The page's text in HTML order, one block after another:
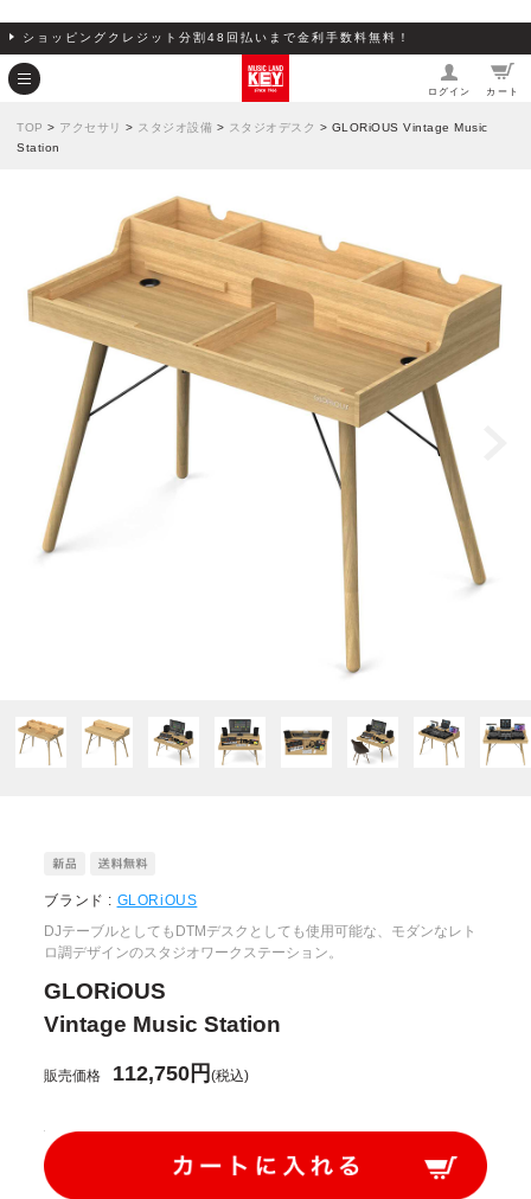
ショッピングクレジット分割48回払いまで金利手数料無料！
ログイン カート
TOP > アクセサリ > スタジオ設備 > スタジオデスク > GLORiOUS Vintage Music
Station
ブランド : GLORiOUS
DJテーブルとしてもDTMデスクとしても使用可能な、モダンなレト
ロ調デザインのスタジオワークステーション。
GLORiOUS
Vintage Music Station
販売価格 112,750円(税込)